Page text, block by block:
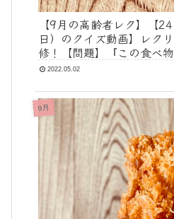
【9月の高齢者レク】【
日）のクイズ動画】レク
修！【問題】『この食べ
【答え】『めかぶ』
2022.05.02
9月